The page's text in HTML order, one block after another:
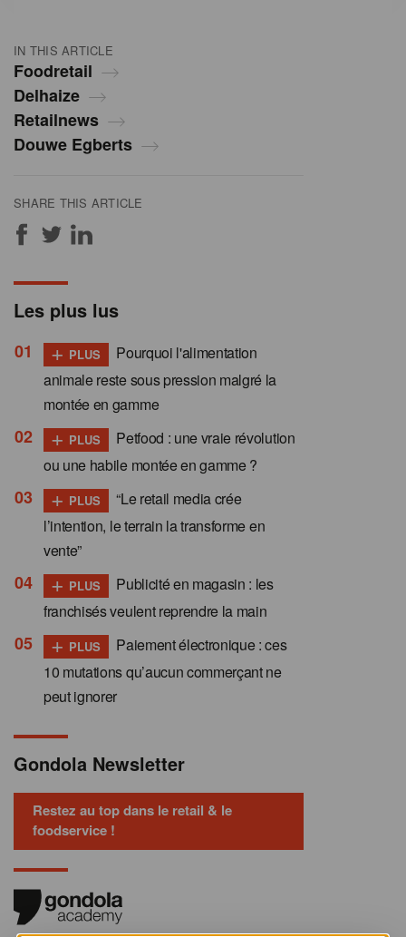
IN THIS ARTICLE
Foodretail
Delhaize
Retailnews
Douwe Egberts
SHARE THIS ARTICLE
Les plus lus
+ PLUS
Pourquoi l'alimentation
animale reste sous pression malgré la
montée en gamme
+ PLUS
Petfood : une vraie révolution
ou une habile montée en gamme ?
+ PLUS
“Le retail media crée
l’intention, le terrain la transforme en
vente”
+ PLUS
Publicité en magasin : les
franchisés veulent reprendre la main
+ PLUS
Paiement électronique : ces
10 mutations qu’aucun commerçant ne
peut ignorer
Gondola Newsletter
Restez au top dans le retail & le
foodservice !